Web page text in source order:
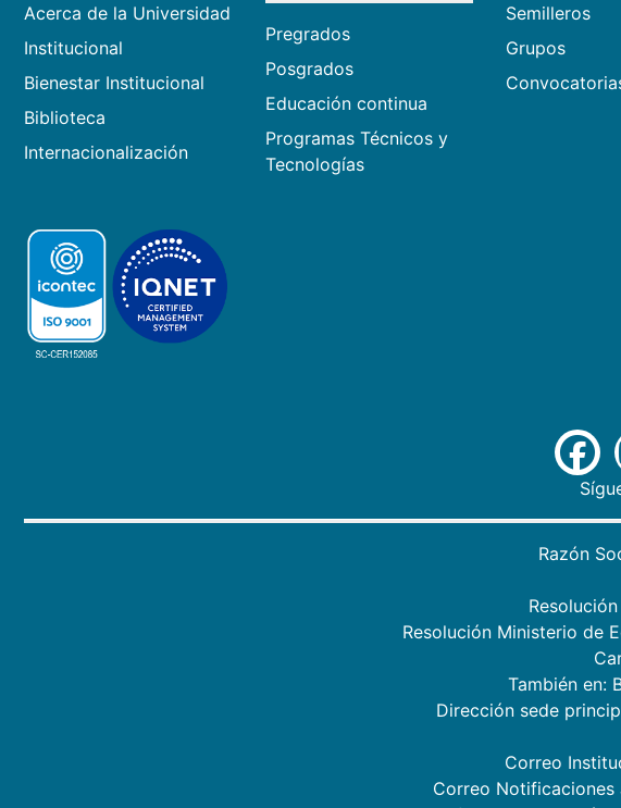
Acerca de la Universidad
Institucional
Bienestar Institucional
Biblioteca
Internacionalización
Pregrados
Posgrados
Educación continua
Programas Técnicos y
Tecnologías
Semilleros
Grupos
Razón
Resolución Ministerio de
También en:
Dirección sede
Correo
Correo Notificaciones